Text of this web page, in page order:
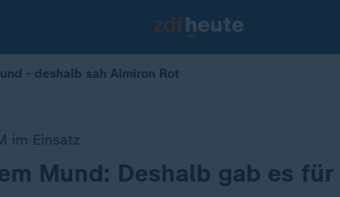
- deshalb sah Almiron Rot
im Einsatz
Mund: Deshalb gab es für